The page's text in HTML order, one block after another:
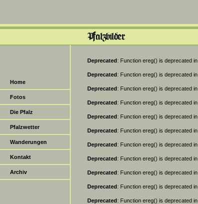
Home
Fotos
Die Pfalz
Pfalzwetter
Wanderungen
Kontakt
Archiv
Deprecated: Function ereg() is deprecated in
Deprecated: Function ereg() is deprecated in
Deprecated: Function ereg() is deprecated in
Deprecated: Function ereg() is deprecated in
Deprecated: Function ereg() is deprecated in
Deprecated: Function ereg() is deprecated in
Deprecated: Function ereg() is deprecated in
Deprecated: Function ereg() is deprecated in
Deprecated: Function ereg() is deprecated in
Deprecated: Function ereg() is deprecated in
Deprecated: Function ereg() is deprecated in